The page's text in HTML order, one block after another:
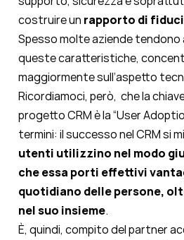
costruire un rapporto di
Spesso molte aziende
queste caratteristiche,
maggiormente sull’aspetto
Ricordiamoci, però, che la
progetto CRM è la “User
termini: il successo nel CRM si
utenti utilizzino nel modo
che essa porti effettivi
quotidiano delle persone,
nel suo insieme.
È, quindi, compito del partner